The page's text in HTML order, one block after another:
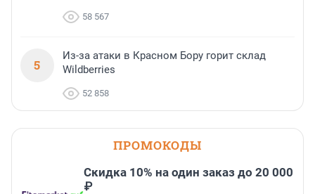
58 567
5
Из-за атаки в Красном Бору горит склад
Wildberries
52 858
ПРОМОКОДЫ
Скидка 10% на один заказ до 20 000
₽